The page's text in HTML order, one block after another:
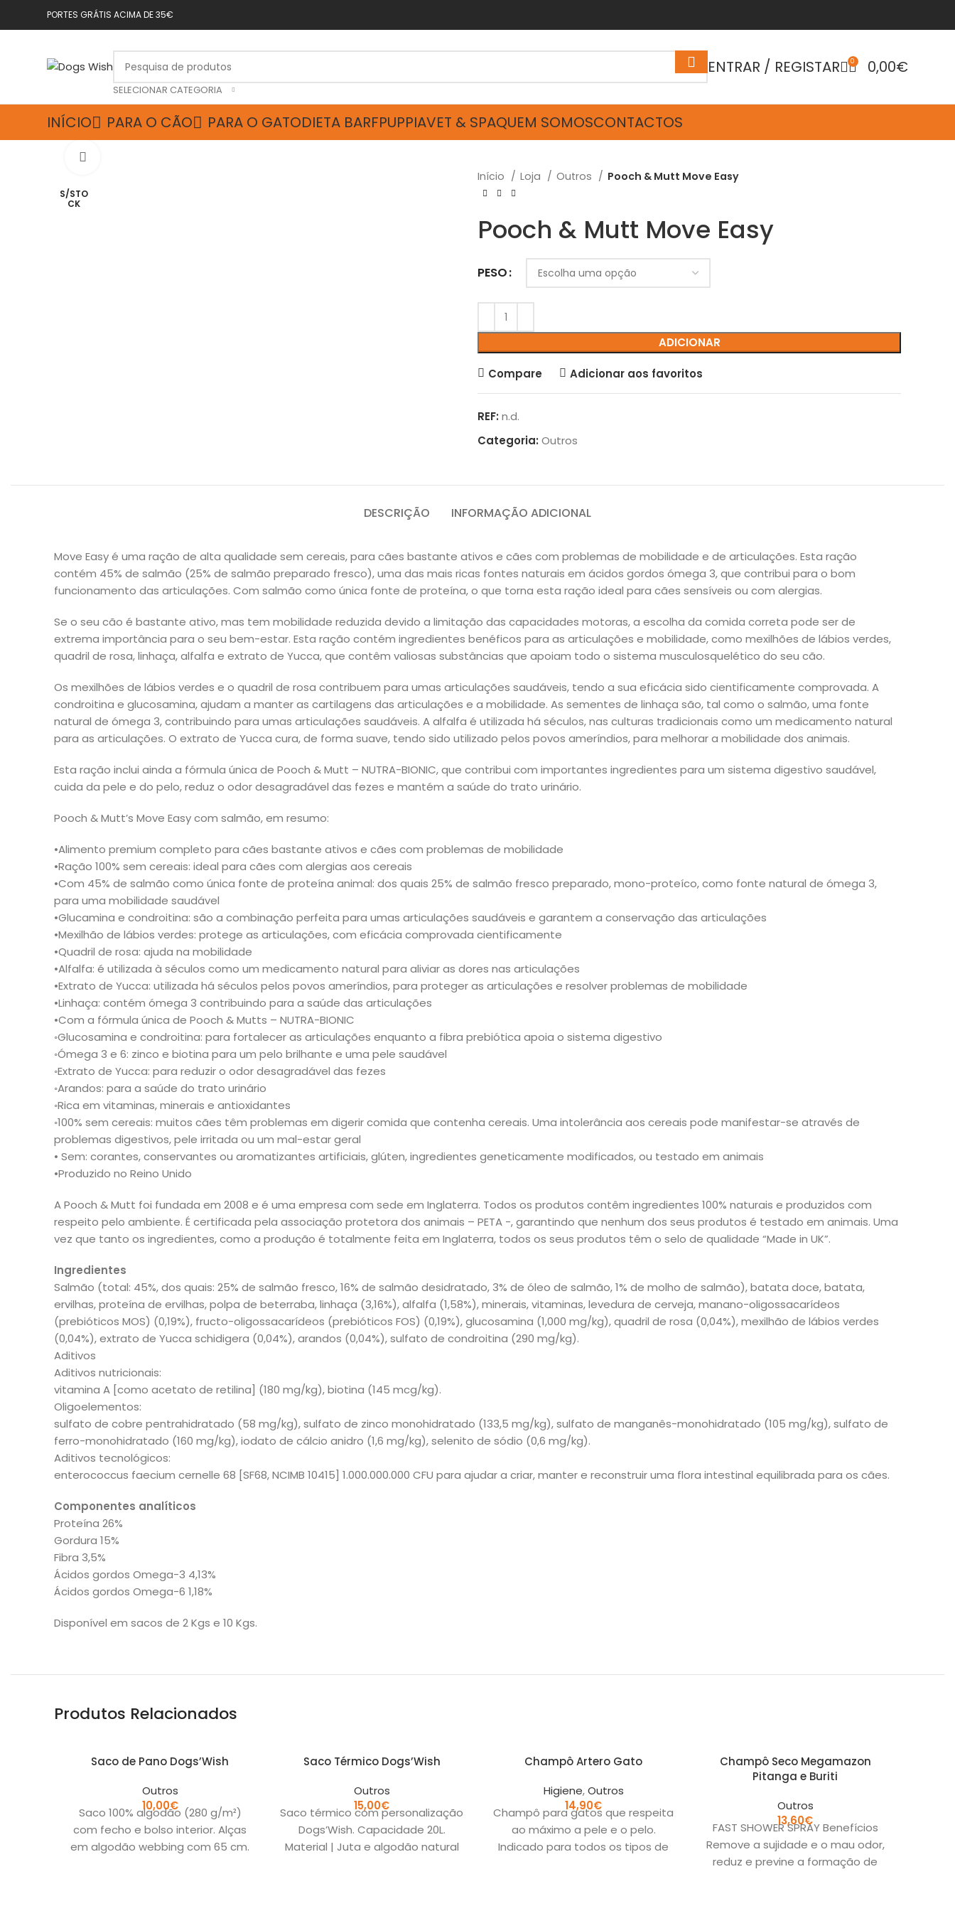
PORTES GRÁTIS ACIMA DE 35€
SELECIONAR CATEGORIA
ENTRAR / REGISTAR 0 0,00€
INÍCIO PARA O CÃO PARA O GATODIETA BARFPUPPIAVET & SPAQUEM SOMOSCONTACTOS
S/STO
CK
Início Loja Outros Pooch & Mutt Move Easy
Pooch & Mutt Move Easy
PESO
ADICIONAR
Compare Adicionar aos favoritos
REF: n.d.
Categoria: Outros
DESCRIÇÃO INFORMAÇÃO ADICIONAL
Move Easy é uma ração de alta qualidade sem cereais, para cães bastante ativos e cães com problemas de mobilidade e de articulações. Esta ração
contém 45% de salmão (25% de salmão preparado fresco), uma das mais ricas fontes naturais em ácidos gordos ómega 3, que contribui para o bom
funcionamento das articulações. Com salmão como única fonte de proteína, o que torna esta ração ideal para cães sensíveis ou com alergias.
Se o seu cão é bastante ativo, mas tem mobilidade reduzida devido a limitação das capacidades motoras, a escolha da comida correta pode ser de
extrema importância para o seu bem-estar. Esta ração contém ingredientes benéficos para as articulações e mobilidade, como mexilhões de lábios verdes,
quadril de rosa, linhaça, alfalfa e extrato de Yucca, que contêm valiosas substâncias que apoiam todo o sistema musculosquelético do seu cão.
Os mexilhões de lábios verdes e o quadril de rosa contribuem para umas articulações saudáveis, tendo a sua eficácia sido cientificamente comprovada. A
condroitina e glucosamina, ajudam a manter as cartilagens das articulações e a mobilidade. As sementes de linhaça são, tal como o salmão, uma fonte
natural de ómega 3, contribuindo para umas articulações saudáveis. A alfalfa é utilizada há séculos, nas culturas tradicionais como um medicamento natural
para as articulações. O extrato de Yucca cura, de forma suave, tendo sido utilizado pelos povos ameríndios, para melhorar a mobilidade dos animais.
Esta ração inclui ainda a fórmula única de Pooch & Mutt – NUTRA-BIONIC, que contribui com importantes ingredientes para um sistema digestivo saudável,
cuida da pele e do pelo, reduz o odor desagradável das fezes e mantém a saúde do trato urinário.
Pooch & Mutt’s Move Easy com salmão, em resumo:
•Alimento premium completo para cães bastante ativos e cães com problemas de mobilidade
•Ração 100% sem cereais: ideal para cães com alergias aos cereais
•Com 45% de salmão como única fonte de proteína animal: dos quais 25% de salmão fresco preparado, mono-proteíco, como fonte natural de ómega 3,
para uma mobilidade saudável
•Glucamina e condroitina: são a combinação perfeita para umas articulações saudáveis e garantem a conservação das articulações
•Mexilhão de lábios verdes: protege as articulações, com eficácia comprovada cientificamente
•Quadril de rosa: ajuda na mobilidade
•Alfalfa: é utilizada à séculos como um medicamento natural para aliviar as dores nas articulações
•Extrato de Yucca: utilizada há séculos pelos povos ameríndios, para proteger as articulações e resolver problemas de mobilidade
•Linhaça: contém ómega 3 contribuindo para a saúde das articulações
•Com a fórmula única de Pooch & Mutts – NUTRA-BIONIC
◦Glucosamina e condroitina: para fortalecer as articulações enquanto a fibra prebiótica apoia o sistema digestivo
◦Ómega 3 e 6: zinco e biotina para um pelo brilhante e uma pele saudável
◦Extrato de Yucca: para reduzir o odor desagradável das fezes
◦Arandos: para a saúde do trato urinário
◦Rica em vitaminas, minerais e antioxidantes
◦100% sem cereais: muitos cães têm problemas em digerir comida que contenha cereais. Uma intolerância aos cereais pode manifestar-se através de
problemas digestivos, pele irritada ou um mal-estar geral
• Sem: corantes, conservantes ou aromatizantes artificiais, glúten, ingredientes geneticamente modificados, ou testado em animais
•Produzido no Reino Unido
A Pooch & Mutt foi fundada em 2008 e é uma empresa com sede em Inglaterra. Todos os produtos contêm ingredientes 100% naturais e produzidos com
respeito pelo ambiente. É certificada pela associação protetora dos animais – PETA -, garantindo que nenhum dos seus produtos é testado em animais. Uma
vez que tanto os ingredientes, como a produção é totalmente feita em Inglaterra, todos os seus produtos têm o selo de qualidade “Made in UK”.
Ingredientes
Salmão (total: 45%, dos quais: 25% de salmão fresco, 16% de salmão desidratado, 3% de óleo de salmão, 1% de molho de salmão), batata doce, batata,
ervilhas, proteína de ervilhas, polpa de beterraba, linhaça (3,16%), alfalfa (1,58%), minerais, vitaminas, levedura de cerveja, manano-oligossacarídeos
(prebióticos MOS) (0,19%), fructo-oligossacarídeos (prebióticos FOS) (0,19%), glucosamina (1,000 mg/kg), quadril de rosa (0,04%), mexilhão de lábios verdes
(0,04%), extrato de Yucca schidigera (0,04%), arandos (0,04%), sulfato de condroitina (290 mg/kg).
Aditivos
Aditivos nutricionais:
vitamina A [como acetato de retilina] (180 mg/kg), biotina (145 mcg/kg).
Oligoelementos:
sulfato de cobre pentrahidratado (58 mg/kg), sulfato de zinco monohidratado (133,5 mg/kg), sulfato de manganês-monohidratado (105 mg/kg), sulfato de
ferro-monohidratado (160 mg/kg), iodato de cálcio anidro (1,6 mg/kg), selenito de sódio (0,6 mg/kg).
Aditivos tecnológicos:
enterococcus faecium cernelle 68 [SF68, NCIMB 10415] 1.000.000.000 CFU para ajudar a criar, manter e reconstruir uma flora intestinal equilibrada para os cães.
Componentes analíticos
Proteína 26%
Gordura 15%
Fibra 3,5%
Ácidos gordos Omega-3 4,13%
Ácidos gordos Omega-6 1,18%
Disponível em sacos de 2 Kgs e 10 Kgs.
Produtos Relacionados
Saco de Pano Dogs’Wish
Outros
10,00€
Saco 100% algodão (280 g/m²)
com fecho e bolso interior. Alças
em algodão webbing com 65 cm.
Saco Térmico Dogs’Wish
Outros
15,00€
Saco térmico com personalização
Dogs’Wish. Capacidade 20L.
Material | Juta e algodão natural
Champô Artero Gato
Higiene,Outros
14,90€
Champô para gatos que respeita
ao máximo a pele e o pelo.
Indicado para todos os tipos de
Champô Seco Megamazon
Pitanga e Buriti
Outros
13,60€
FAST SHOWER SPRAY Benefícios
Remove a sujidade e o mau odor,
reduz e previne a formação de